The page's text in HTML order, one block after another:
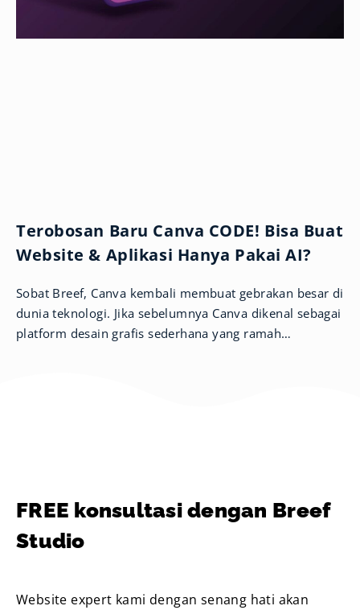
Terobosan Baru Canva CODE! Bisa Buat
Website & Aplikasi Hanya Pakai AI?
Sobat Breef, Canva kembali membuat gebrakan besar di
dunia teknologi. Jika sebelumnya Canva dikenal sebagai
platform desain grafis sederhana yang ramah
FREE konsultasi dengan Breef
Studio
Website expert kami dengan senang hati akan